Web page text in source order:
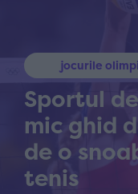
jocurile
Sportul
mic ghid
de o
tenis